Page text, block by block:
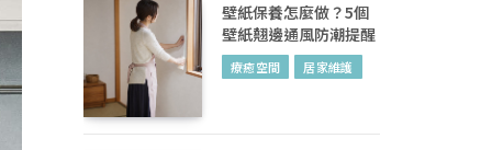
壁紙保養怎麼做？5個
壁紙翹邊通風防潮提醒
療癒空間 居家維護